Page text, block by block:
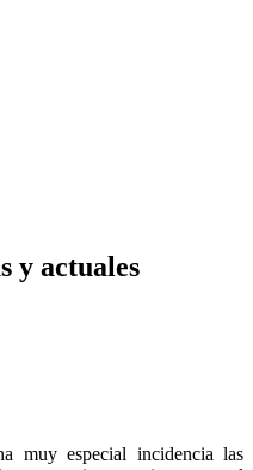
y actuales
muy especial incidencia las